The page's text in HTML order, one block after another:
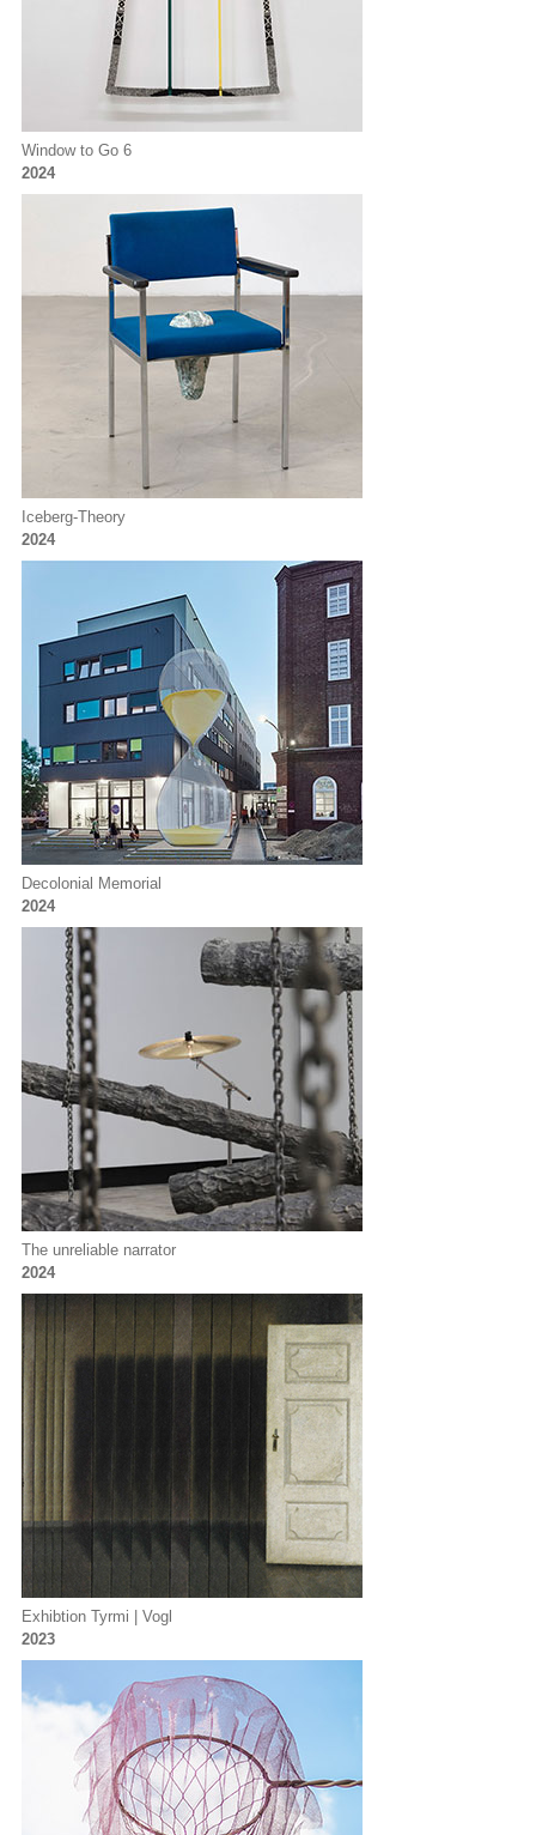
Window to Go 6
2024
Iceberg-Theory
2024
Decolonial Memorial
2024
The unreliable narrator
2024
Exhibtion Tyrmi | Vogl
2023